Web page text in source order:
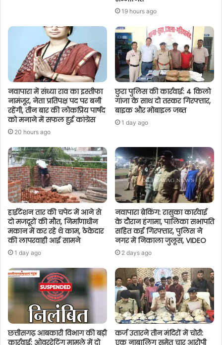
19 hours ago
नवापारा में संध्या राव का इस्तीफा
नामंजूर, नेता प्रतिपक्ष पद पर बनी
रहेंगी, तीन बार की लोकप्रिय पार्षद
को मनाने में सफल हुई कांग्रेस
20 hours ago
छुरा पुलिस की कार्रवाई: 4 किलो
गांजा के साथ दो तस्कर गिरफ्तार,
बाइक और मोबाइल जब्त
1 day ago
हाईटेंशन तार की चपेट में आने से
दो मजदूरों की मौत, निर्माणाधीन
मकान में कर रहे थे काम, ठेकेदार
की लापरवाही आई सामने
1 day ago
नवापारा ब्रेकिंग: रासुका कार्रवाई
के दौरान हंगामा, पालिका सभापति
सहित कई गिरफ्तार, पुलिस ने
नगर में निकाला जुलूस, VIDEO
2 days ago
छत्तीसगढ़ आबकारी विभाग की बड़ी
कार्रवाई: ओवररेटिंग मामले में दो
कर्ज उतारने तीन मंदिरों में चोरी:
एक नाबालिग समेत चार आरोपी